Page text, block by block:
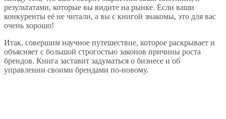
результатами, которые вы видите на рынке. Если ваши
конкуренты её не читали, а вы с книгой знакомы, это для вас
очень хорошо!
Итак, совершим научное путешествие, которое раскрывает и
объясняет с большой строгостью законов причины роста
брендов. Книга заставит задуматься о бизнесе и об
управлении своими брендами по-новому.